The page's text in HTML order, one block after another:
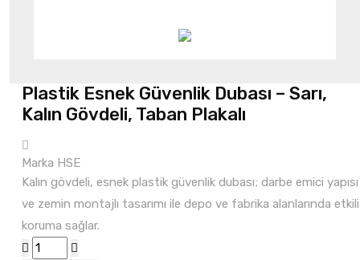
Plastik Esnek Güvenlik Dubası – Sarı,
Kalın Gövdeli, Taban Plakalı
Marka HSE
Kalın gövdeli, esnek plastik güvenlik dubası; darbe emici yapısı
ve zemin montajlı tasarımı ile depo ve fabrika alanlarında etkili
koruma sağlar.